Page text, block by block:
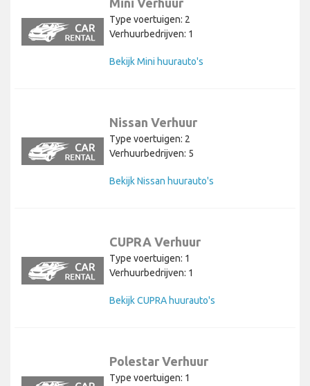
Mini Verhuur
Type voertuigen: 2
Verhuurbedrijven: 1
Bekijk Mini huurauto's
Nissan Verhuur
Type voertuigen: 2
Verhuurbedrijven: 5
Bekijk Nissan huurauto's
CUPRA Verhuur
Type voertuigen: 1
Verhuurbedrijven: 1
Bekijk CUPRA huurauto's
Polestar Verhuur
Type voertuigen: 1